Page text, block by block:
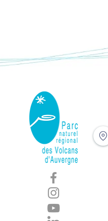
Une nouvelle
le troupeau
Chaîne des puys